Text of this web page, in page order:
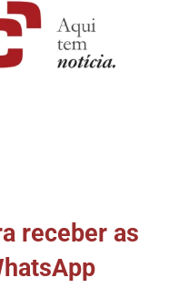
receber as